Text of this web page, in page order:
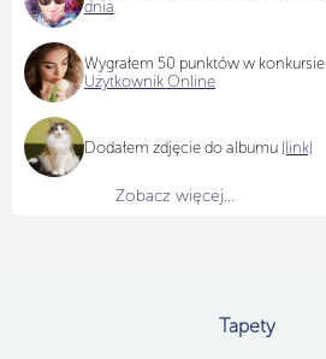
dnia
Wygrałem 50 punktów w konkursie
Użytkownik Online
Dodałem zdjęcie do albumu [link]
Zobacz więcej...
Tapety